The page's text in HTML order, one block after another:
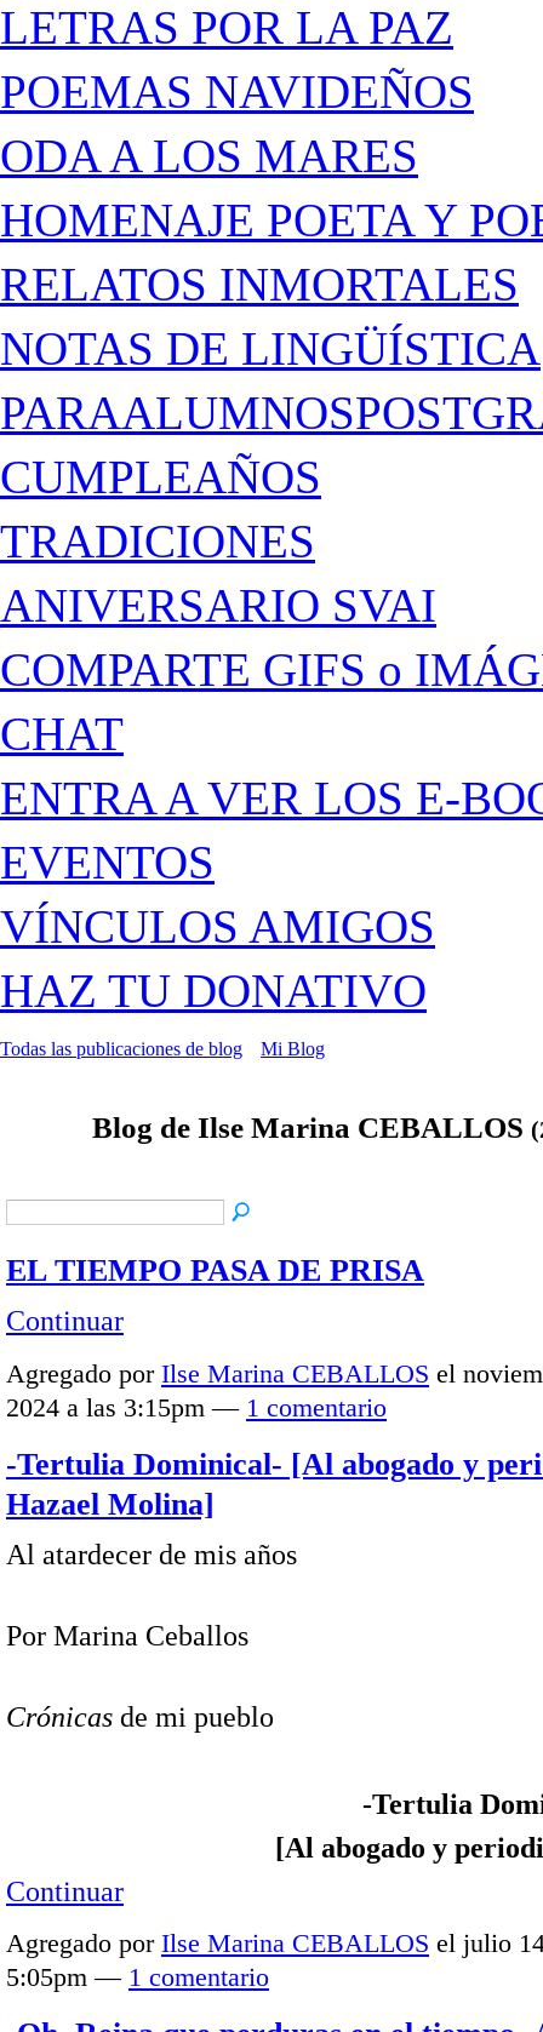
LETRAS POR LA PAZ
POEMAS NAVIDEÑOS
ODA A LOS MARES
HOMENAJE POETA Y
RELATOS INMORTALES
NOTAS DE LINGÜÍSTICA
CUMPLEAÑOS
TRADICIONES
ANIVERSARIO SVAI
COMPARTE GIFS o
CHAT
ENTRA A VER LOS E-
EVENTOS
VÍNCULOS AMIGOS
HAZ TU DONATIVO
Todas las publicaciones de blog Mi Blog
Blog de Ilse Marina CEBALLOS
EL TIEMPO PASA DE PRISA
Continuar
Agregado por Ilse Marina CEBALLOS el
2024 a las 3:15pm — 1 comentario
-Tertulia Dominical- [Al abogado y
Hazael Molina]
Al atardecer de mis años
Por Marina Ceballos
Crónicas de mi pueblo
-Tertulia
[Al abogado y
Continuar
Agregado por Ilse Marina CEBALLOS el julio
5:05pm — 1 comentario